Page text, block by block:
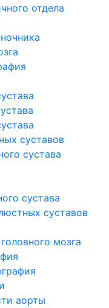
отдела
суставов
сустава
сустава
суставов
мозга
аорты